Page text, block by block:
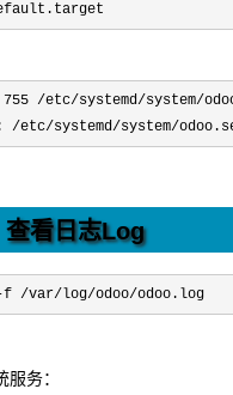
755 /etc/systemd/system/
/etc/systemd/system/
查看日志Log
/var/log/odoo/odoo.log
务：